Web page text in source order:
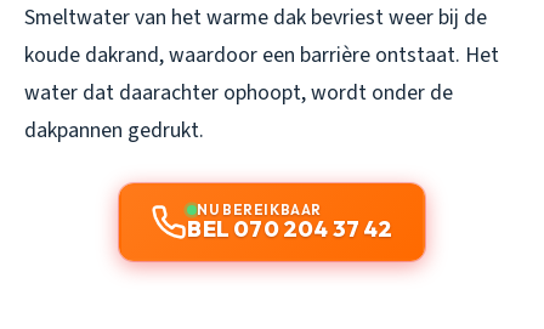
Smeltwater van het warme dak bevriest weer bij de
koude dakrand, waardoor een barrière ontstaat. Het
water dat daarachter ophoopt, wordt onder de
dakpannen gedrukt.
NU BEREIKBAAR
BEL 070 204 37 42